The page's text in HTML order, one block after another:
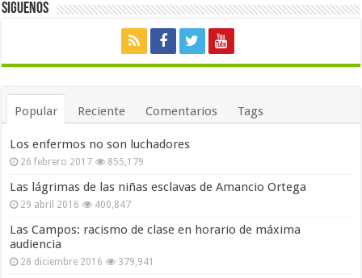
Siguenos
Popular Reciente Comentarios Tags
Los enfermos no son luchadores
26 febrero 2017 855,179
Las lágrimas de las niñas esclavas de Amancio Ortega
29 abril 2016 400,847
Las Campos: racismo de clase en horario de máxima
audiencia
28 diciembre 2016 379,941